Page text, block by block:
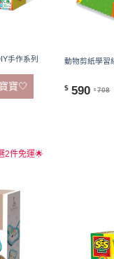
手作系列
寶🤍
動物剪紙學習
$ 590 $ 708
2件免運🌟